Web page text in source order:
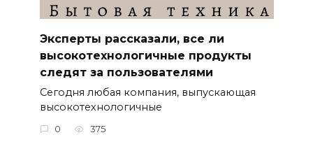
Эксперты рассказали, все ли
высокотехнологичные продукты
следят за пользователями
Сегодня любая компания, выпускающая
высокотехнологичные
0 375